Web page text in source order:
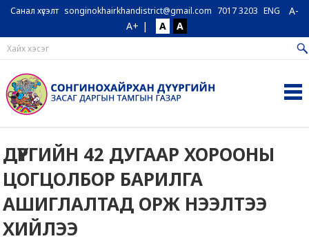
Санал хүсэлт songinokhairkhandistrict@gmail.com 7017 3203 ENG
A-
A+ | A A
ДҮҮРГИЙН 42 ДУГААР ХОРООНЫ
ЦОГЦОЛБОР БАРИЛГА
АШИГЛАЛТАД ОРЖ НЭЭЛТЭЭ
ХИЙЛЭЭ